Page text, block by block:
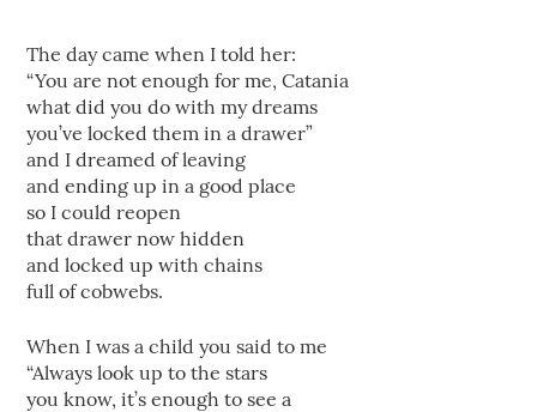
The day came when I told her:
“You are not enough for me, Catania
what did you do with my dreams
you’ve locked them in a drawer”
and I dreamed of leaving
and ending up in a good place
so I could reopen
that drawer now hidden
and locked up with chains
full of cobwebs.
When I was a child you said to me
“Always look up to the stars
you know, it’s enough to see a